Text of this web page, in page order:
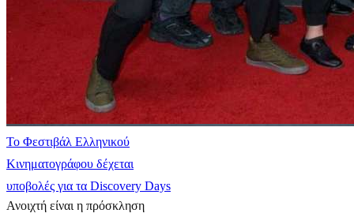
Το Φεστιβάλ Ελληνικού
Κινηματογράφου δέχεται
υποβολές για τα Discovery Days
Ανοιχτή είναι η πρόσκληση